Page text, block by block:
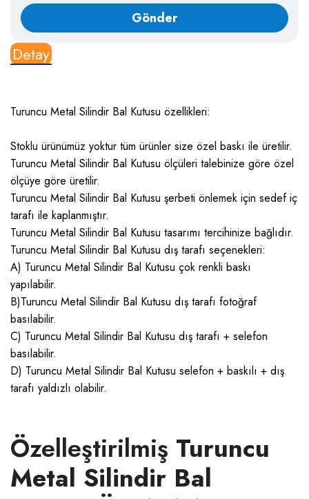
Detay
Turuncu Metal Silindir Bal Kutusu özellikleri:
Stoklu ürünümüz yoktur tüm ürünler size özel baskı ile üretilir.
Turuncu Metal Silindir Bal Kutusu ölçüleri talebinize göre özel
ölçüye göre üretilir.
Turuncu Metal Silindir Bal Kutusu şerbeti önlemek için sedef iç
tarafı ile kaplanmıştır.
Turuncu Metal Silindir Bal Kutusu tasarımı tercihinize bağlıdır.
Turuncu Metal Silindir Bal Kutusu dış tarafı seçenekleri:
A) Turuncu Metal Silindir Bal Kutusu çok renkli baskı
yapılabilir.
B)Turuncu Metal Silindir Bal Kutusu dış tarafı fotoğraf
basılabilir.
C) Turuncu Metal Silindir Bal Kutusu dış tarafı + selefon
basılabilir.
D) Turuncu Metal Silindir Bal Kutusu selefon + baskılı + dış
tarafı yaldızlı olabilir.
Özelleştirilmiş Turuncu
Metal Silindir Bal